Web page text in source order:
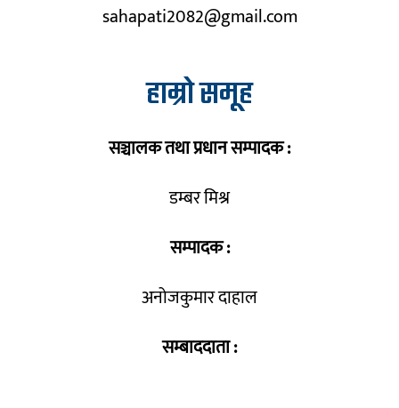
sahapati2082@gmail.com
हाम्रो समूह
सञ्चालक तथा प्रधान सम्पादक :
डम्बर मिश्र
सम्पादक :
अनोजकुमार दाहाल
सम्बाददाता :